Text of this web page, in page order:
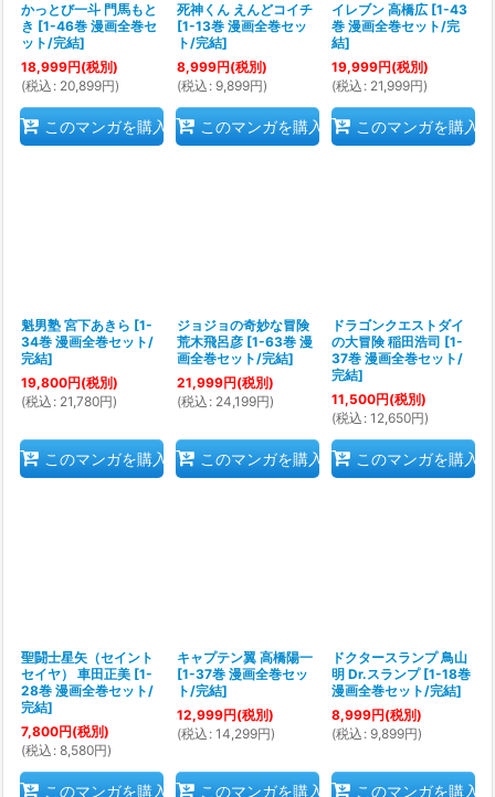
かっとび一斗 門馬もと
き [1-46巻 漫画全巻セ
ット/完結]
18,999円(税別)
(税込 : 20,899円)
このマンガを購入
死神くん えんどコイチ
[1-13巻 漫画全巻セッ
ト/完結]
8,999円(税別)
(税込 : 9,899円)
このマンガを購入
イレブン 高橋広 [1-43
巻 漫画全巻セット/完
結]
19,999円(税別)
(税込 : 21,999円)
このマンガを購入
魁男塾 宮下あきら [1-
34巻 漫画全巻セット/
完結]
19,800円(税別)
(税込 : 21,780円)
このマンガを購入
ジョジョの奇妙な冒険
荒木飛呂彦 [1-63巻 漫
画全巻セット/完結]
21,999円(税別)
(税込 : 24,199円)
このマンガを購入
ドラゴンクエストダイ
の大冒険 稲田浩司 [1-
37巻 漫画全巻セット/
完結]
11,500円(税別)
(税込 : 12,650円)
このマンガを購入
聖闘士星矢（セイント
セイヤ） 車田正美 [1-
28巻 漫画全巻セット/
完結]
7,800円(税別)
(税込 : 8,580円)
このマンガを購入
キャプテン翼 高橋陽一
[1-37巻 漫画全巻セッ
ト/完結]
12,999円(税別)
(税込 : 14,299円)
このマンガを購入
ドクタースランプ 鳥山
明 Dr.スランプ [1-18巻
漫画全巻セット/完結]
8,999円(税別)
(税込 : 9,899円)
このマンガを購入